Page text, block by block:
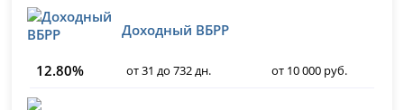
Доходный ВБРР
12.80% от 31 до 732 дн. от 10 000 руб.